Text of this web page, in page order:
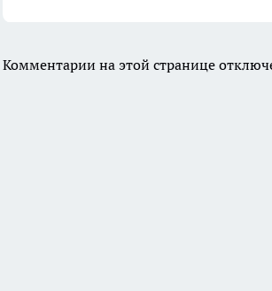
Комментарии на этой странице